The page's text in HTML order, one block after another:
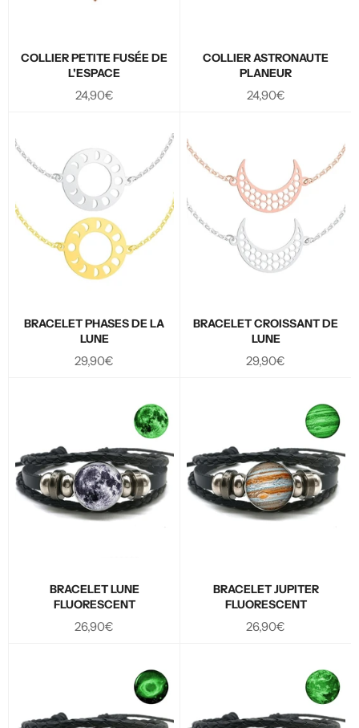
COLLIER PETITE FUSÉE DE
L'ESPACE
Prix
24,90€
COLLIER ASTRONAUTE
PLANEUR
Prix
24,90€
BRACELET PHASES DE LA
LUNE
Prix
29,90€
BRACELET CROISSANT DE
LUNE
Prix
29,90€
BRACELET LUNE
FLUORESCENT
Prix
26,90€
BRACELET JUPITER
FLUORESCENT
Prix
26,90€